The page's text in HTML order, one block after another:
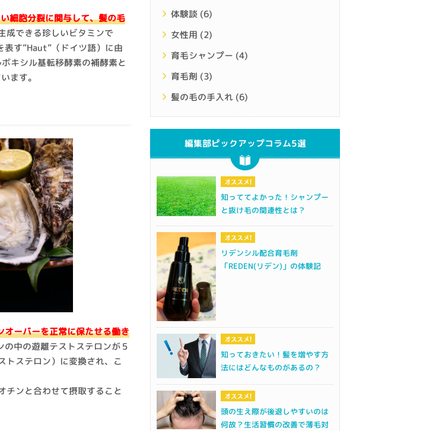
細胞分裂に関与して、髪の毛
成できる珍しいビタミンで
す”Haut”（ドイツ語）に由
キシル基転移酵素の補酵素と
ます。
ーバーを正常に保たせる働き
中の遊離テストステロンが５
トステロン）に変換され、こ
チンと合わせて摂取すること
体験談 (6)
女性用 (2)
育毛シャンプー (4)
育毛剤 (3)
髪の毛の手入れ (6)
編集部ピックアップコラム5選
知っててよかった！シャンプー
と抜け毛の関連性とは？
リデンシル配合育毛剤
「REDEN(リデン)」の体験記
知っておきたい！髪を増やす方
法にはどんなものがあるの？
頭の生え際が後退しやすいのは
何故？生活習慣の改善で薄毛対